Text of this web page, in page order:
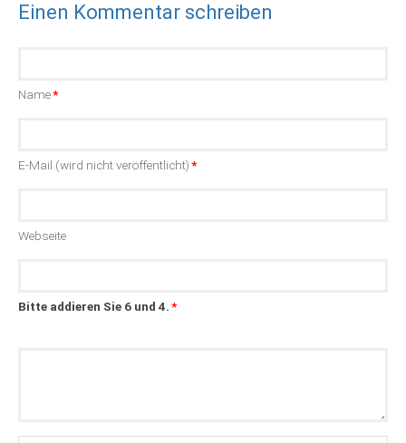
Einen Kommentar schreiben
Pflichtfeld
Name*
Pflichtfeld
E-Mail (wird nicht veröffentlicht)*
Webseite
Bitte addieren Sie 6 und 4.*
Kommentar